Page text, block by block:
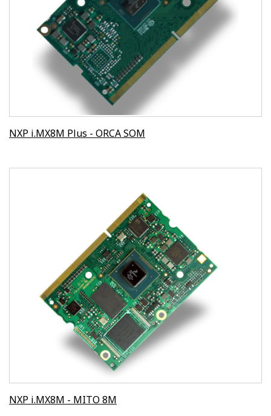
NXP i.MX8M Plus - ORCA SOM
NXP i.MX8M - MITO 8M